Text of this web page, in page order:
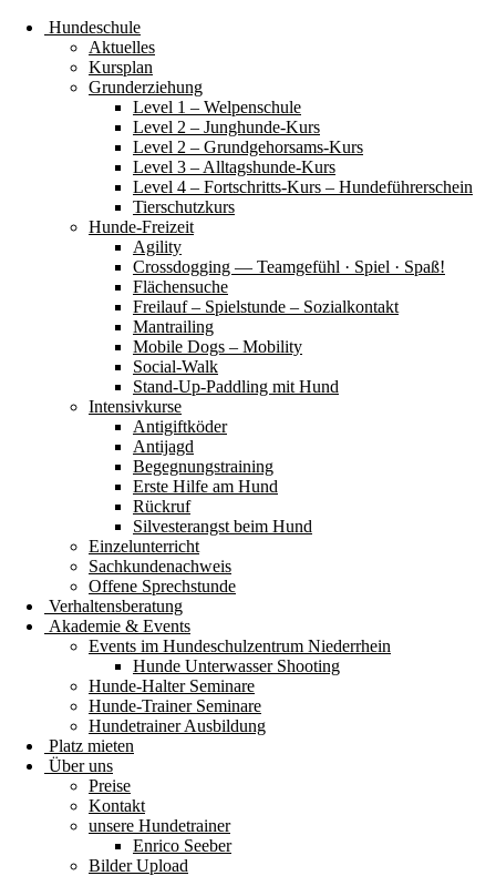
Hundeschule
Aktuelles
Kursplan
Grunderziehung
Level 1 – Welpenschule
Level 2 – Junghunde-Kurs
Level 2 – Grundgehorsams-Kurs
Level 3 – Alltagshunde-Kurs
Level 4 – Fortschritts-Kurs – Hundeführerschein
Tierschutzkurs
Hunde-Freizeit
Agility
Crossdogging — Teamgefühl · Spiel · Spaß!
Flächensuche
Freilauf – Spielstunde – Sozialkontakt
Mantrailing
Mobile Dogs – Mobility
Social-Walk
Stand-Up-Paddling mit Hund
Intensivkurse
Antigiftköder
Antijagd
Begegnungstraining
Erste Hilfe am Hund
Rückruf
Silvesterangst beim Hund
Einzelunterricht
Sachkundenachweis
Offene Sprechstunde
Verhaltensberatung
Akademie & Events
Events im Hundeschulzentrum Niederrhein
Hunde Unterwasser Shooting
Hunde-Halter Seminare
Hunde-Trainer Seminare
Hundetrainer Ausbildung
Platz mieten
Über uns
Preise
Kontakt
unsere Hundetrainer
Enrico Seeber
Bilder Upload